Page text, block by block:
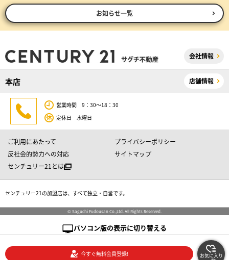
お知らせ一覧
会社情報
本店 店舗情報
営業時間 9：30～18：30
定休日 水曜日
ご利用にあたって
プライバシーポリシー
反社会的勢力への対応
サイトマップ
センチュリー21とは
センチュリー21の加盟店は、すべて独立・自営です。
© Saguchi Fudousan Co.,Ltd. All Rights Reserved.
パソコン版の表示に切り替える
今すぐ無料会員登録! お気に入り